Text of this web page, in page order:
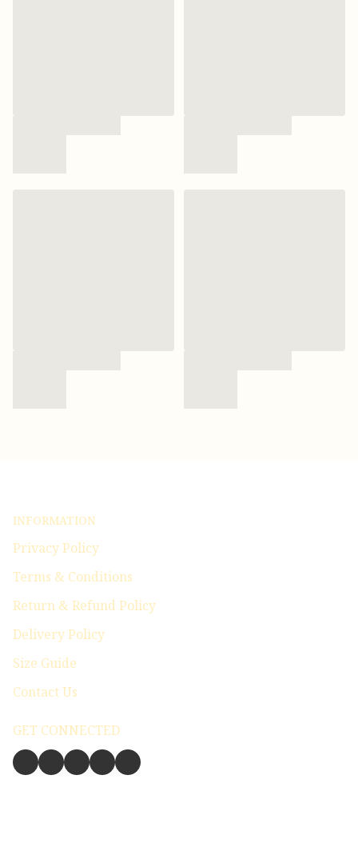
INFORMATION
Privacy Policy
Terms & Conditions
Return & Refund Policy
Delivery Policy
Size Guide
Contact Us
GET CONNECTED